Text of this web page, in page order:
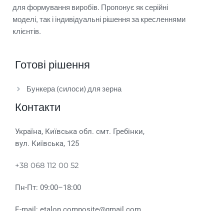
для формування виробів. Пропонує як серійні
моделі, так і індивідуальні рішення за кресленнями
клієнтів.
Готові рішення
Бункера (силоси) для зерна
Контакти
Україна, Київська обл. смт. Гребінки,
вул. Київська, 125
+38 068 112 00 52
Пн-Пт: 09:00–18:00